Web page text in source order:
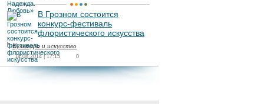
В Грозном состоится
конкурс-фестиваль
флористического искусства
Культура и искусство
14.08.2014 | 17:15 0